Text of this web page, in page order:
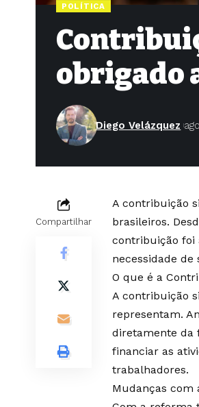
POLÍTICA
obrigado
Diego Velázquez
Compartilhar
A contribuição
brasileiros.
contribuição foi
necessidade de
O que é a
A contribuição
representam.
diretamente da
financiar as
trabalhadores.
Mudanças com